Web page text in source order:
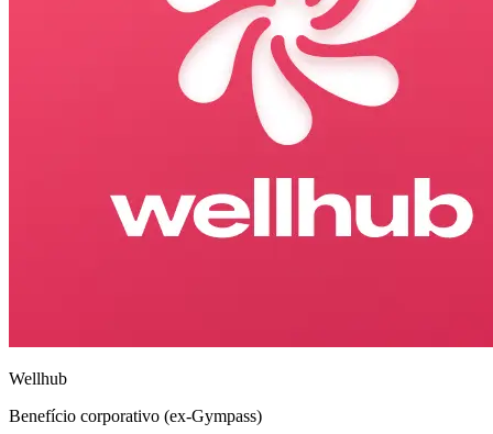
Wellhub
Benefício corporativo (ex-Gympass)